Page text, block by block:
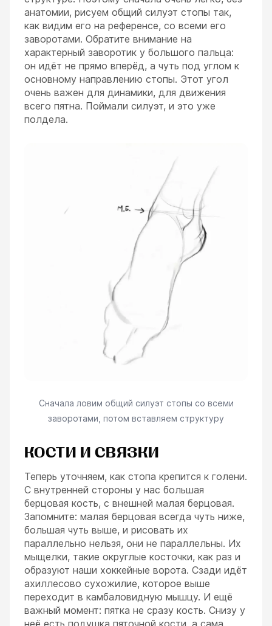
анатомии, рисуем общий силуэт стопы так,
как видим его на референсе, со всеми его
заворотами. Обратите внимание на
характерный заворотик у большого пальца:
он идёт не прямо вперёд, а чуть под углом к
основному направлению стопы. Этот угол
очень важен для динамики, для движения
всего пятна. Поймали силуэт, и это уже
полдела.
Сначала ловим общий силуэт стопы со всеми
заворотами, потом вставляем структуру
КОСТИ И СВЯЗКИ
Теперь уточняем, как стопа крепится к голени.
С внутренней стороны у нас большая
берцовая кость, с внешней малая берцовая.
Запомните: малая берцовая всегда чуть ниже,
большая чуть выше, и рисовать их
параллельно нельзя, они не параллельны. Их
мыщелки, такие округлые косточки, как раз и
образуют наши хоккейные ворота. Сзади идёт
ахиллесово сухожилие, которое выше
переходит в камбаловидную мышцу. И ещё
важный момент: пятка не сразу кость. Снизу у
неё есть подушка пяточной кости, а сама